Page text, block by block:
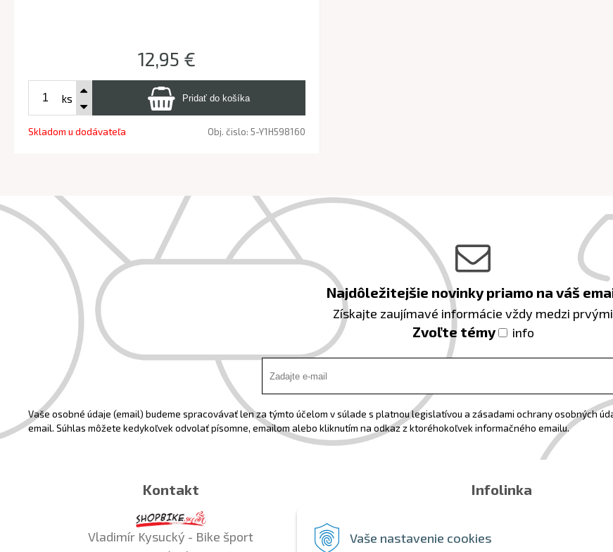
Vaše nastavenie cookies
12,95 €
ks
Skladom u dodávateľa Obj. čislo: 5-Y1H598160
Najdôležitejšie novinky priamo na váš
Získajte zaujímavé informácie vždy medzi prvými
Zvoľte témy info
Vaše osobné údaje (email) budeme spracovávať len za týmto účelom v súlade s platnou legislatívou a zásadami ochrany osobných
email. Súhlas môžete kedykoľvek odvolať písomne, emailom alebo kliknutím na odkaz z ktoréhokoľvek informačného emailu.
Kontakt
Vladimír Kysucký - Bike šport
Infolinka
Tel:0918544071